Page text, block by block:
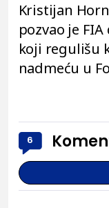
Kristijan
pozvao je
koji regulišu
nadmeću u
6